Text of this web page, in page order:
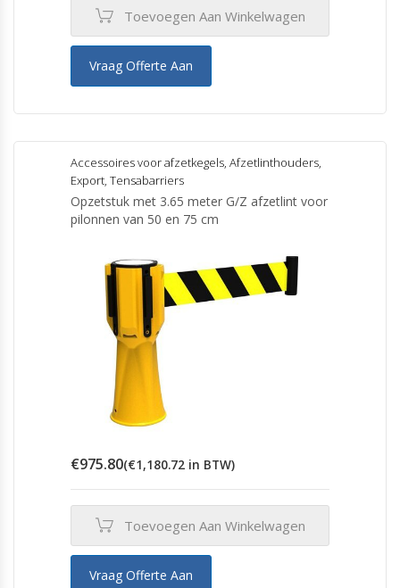
Toevoegen Aan Winkelwagen
Vraag Offerte Aan
Accessoires voor afzetkegels, Afzetlinthouders,
Export, Tensabarriers
Opzetstuk met 3.65 meter G/Z afzetlint voor
pilonnen van 50 en 75 cm
€975.80(€1,180.72 in BTW)
Toevoegen Aan Winkelwagen
Vraag Offerte Aan